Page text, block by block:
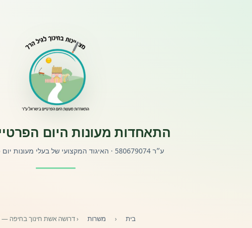
התאחדות מעונות היום
ע״ר 580679074 · האיגוד המקצועי של בעלי מעונות יום פרטיים מאז 2019
בית ‹ משרות ‹דרושה אשת חינוך בחיפה —